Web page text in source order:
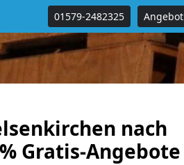
01579-2482325 Angebot
nach
Gratis-Angebote